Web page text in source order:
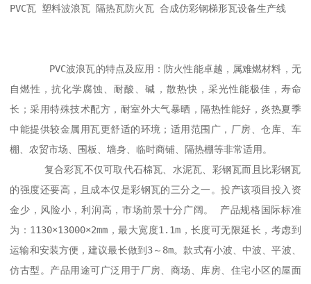
PVC瓦 塑料波浪瓦 隔热瓦防火瓦 合成仿彩钢梯形瓦设备生产线
自燃性，抗化学腐蚀、耐酸、碱，散热快，采光性能极佳，寿命
长；采用特殊技术配方，耐室外大气暴晒，隔热性能好，炎热夏季
中能提供较金属用瓦更舒适的环境；适用范围广，厂房、仓库、车
棚、农贸市场、围板、墙身、临时商铺、隔热棚等非常适用。
的强度还要高，且成本仅是彩钢瓦的三分之一。投产该项目投入资
金少，风险小，利润高，市场前景十分广阔。 产品规格国际标准
为：1130×13000×2mm，最大宽度1.1m，长度可无限延长，考虑到
运输和安装方便，建议最长做到3～8m。款式有小波、中波、平波、
仿古型。产品用途可广泛用于厂房、商场、库房、住宅小区的屋面